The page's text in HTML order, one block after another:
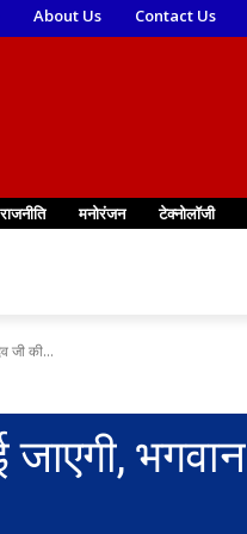
About Us Contact Us
राजनीति मनोरंजन टेक्नोलॉजी
जी की...